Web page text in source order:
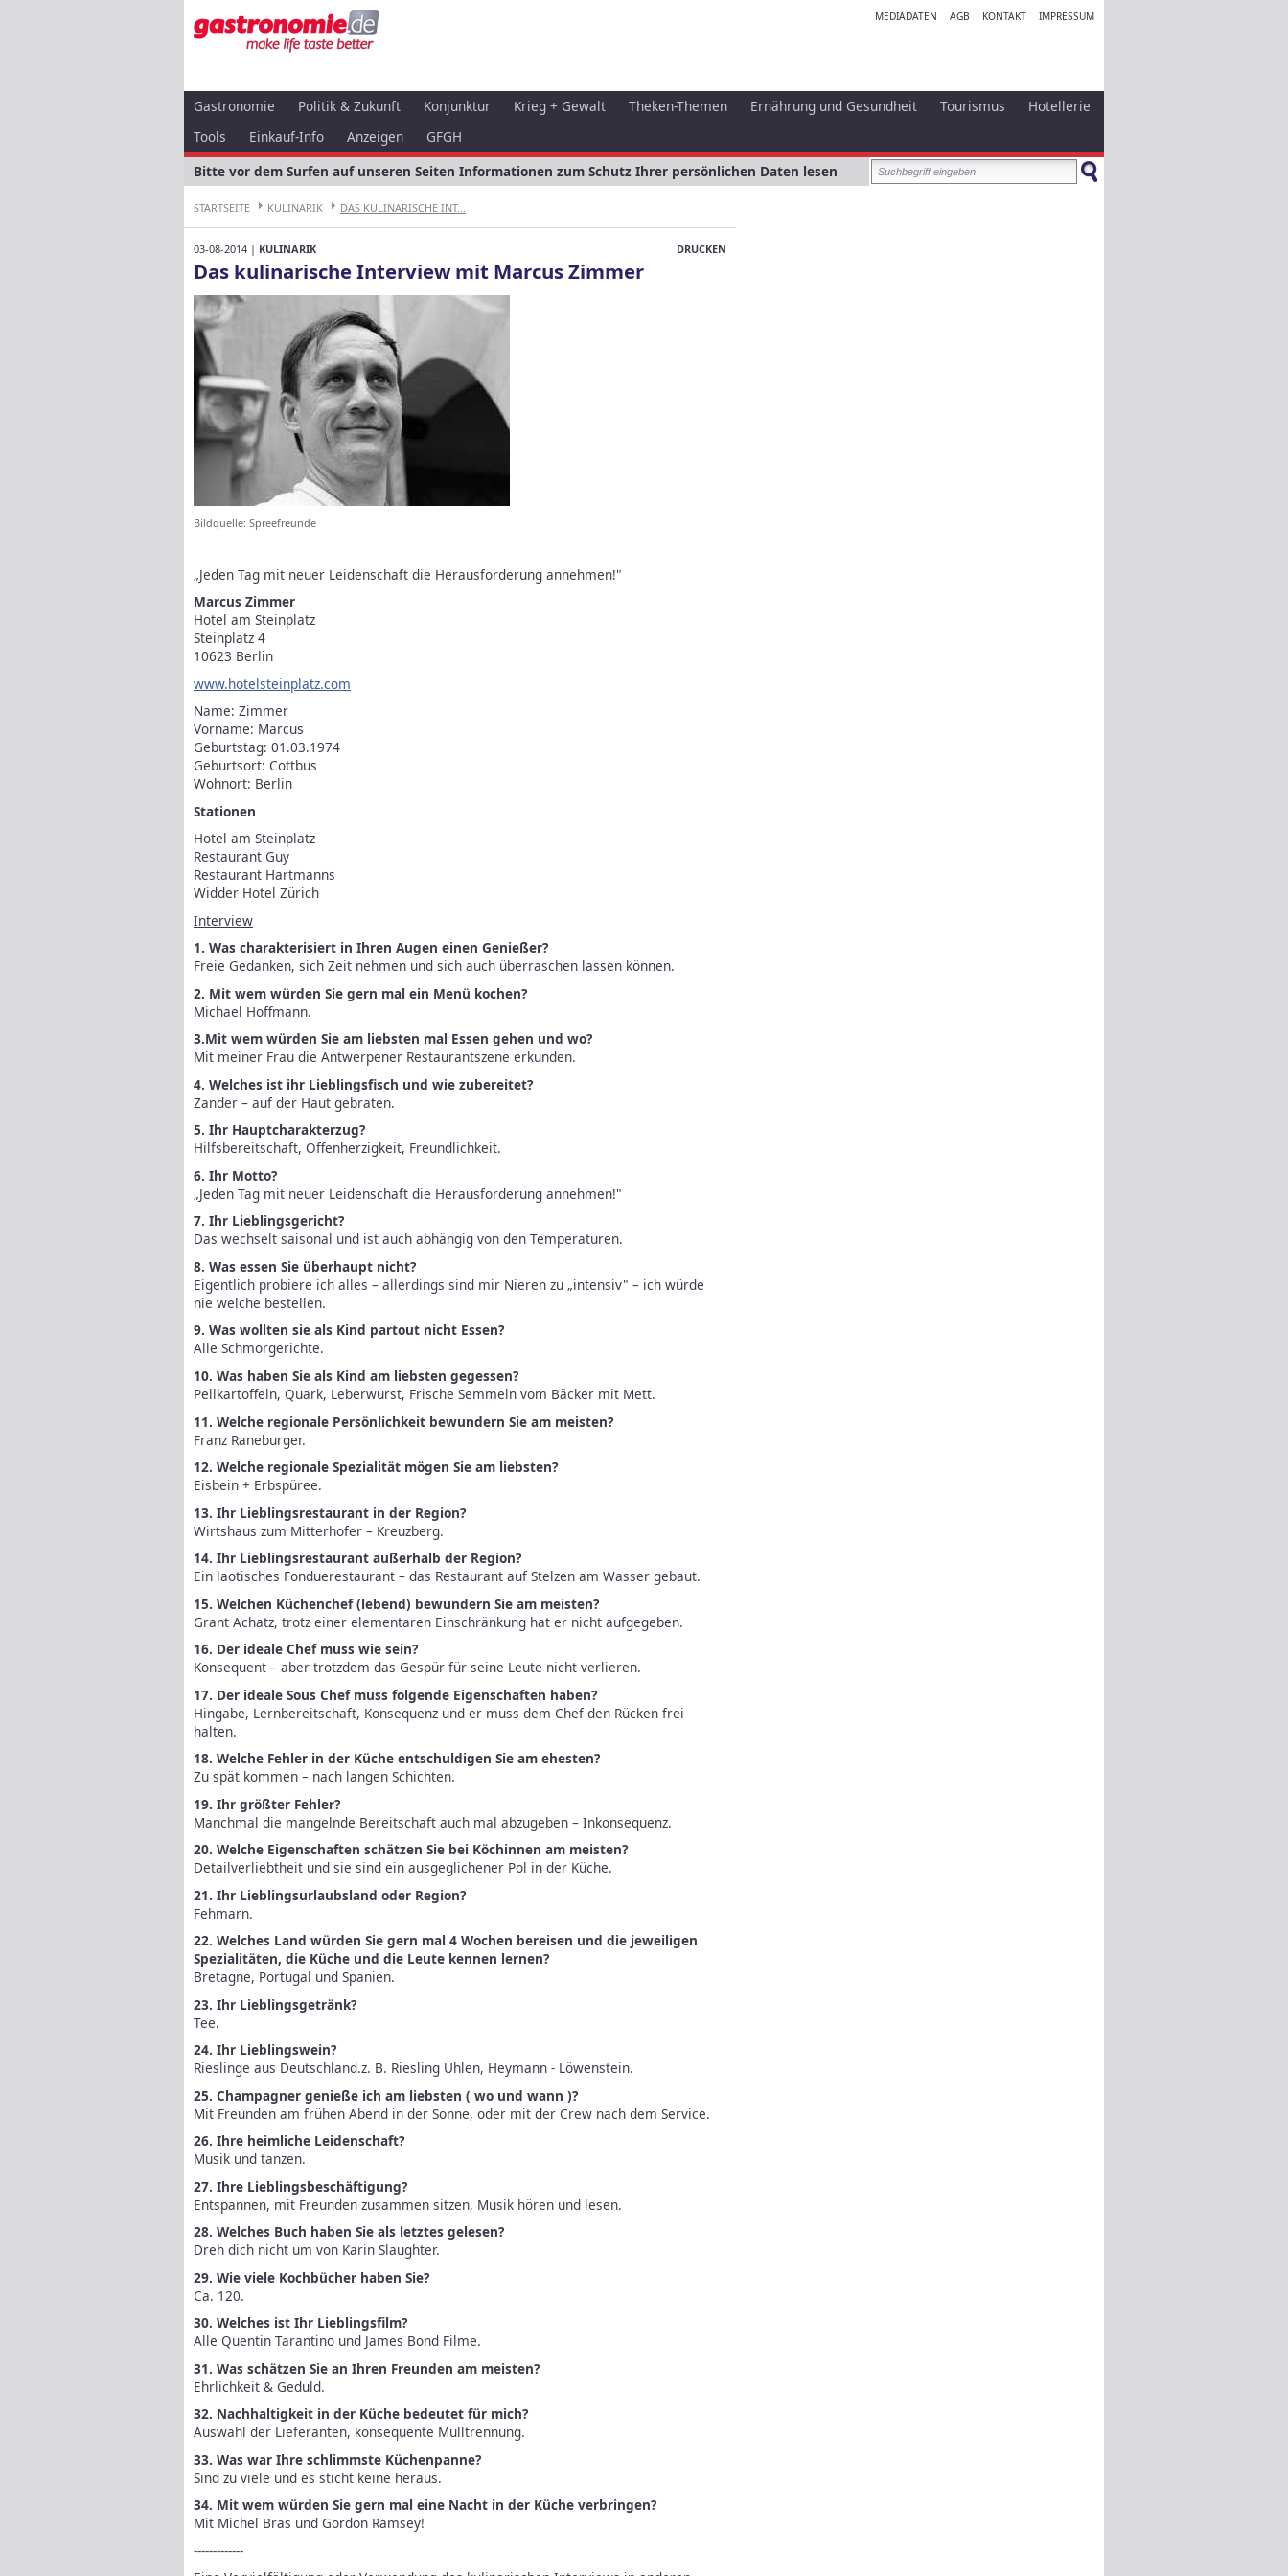
MEDIADATEN AGB KONTAKT IMPRESSUM
Gastronomie Politik & Zukunft Konjunktur Krieg + Gewalt Theken-Themen Ernährung und Gesundheit Tourismus
Hotellerie
Tools
Einkauf-Info Anzeigen
GFGH
Bitte vor dem Surfen auf unseren Seiten Informationen zum Schutz Ihrer persönlichen Daten lesen
STARTSEITE KULINARIK DAS KULINARISCHE INT...
DRUCKEN
03-08-2014 | KULINARIK
Das kulinarische Interview mit Marcus Zimmer
Bildquelle: Spreefreunde
„Jeden Tag mit neuer Leidenschaft die Herausforderung annehmen!"
Marcus Zimmer
Hotel am Steinplatz
Steinplatz 4
10623 Berlin
www.hotelsteinplatz.com
Name: Zimmer
Vorname: Marcus
Geburtstag: 01.03.1974
Geburtsort: Cottbus
Wohnort: Berlin
Stationen
Hotel am Steinplatz
Restaurant Guy
Restaurant Hartmanns
Widder Hotel Zürich
Interview
1. Was charakterisiert in Ihren Augen einen Genießer?
Freie Gedanken, sich Zeit nehmen und sich auch überraschen lassen können.
2. Mit wem würden Sie gern mal ein Menü kochen?
Michael Hoffmann.
3.Mit wem würden Sie am liebsten mal Essen gehen und wo?
Mit meiner Frau die Antwerpener Restaurantszene erkunden.
4. Welches ist ihr Lieblingsfisch und wie zubereitet?
Zander – auf der Haut gebraten.
5. Ihr Hauptcharakterzug?
Hilfsbereitschaft, Offenherzigkeit, Freundlichkeit.
6. Ihr Motto?
„Jeden Tag mit neuer Leidenschaft die Herausforderung annehmen!"
7. Ihr Lieblingsgericht?
Das wechselt saisonal und ist auch abhängig von den Temperaturen.
8. Was essen Sie überhaupt nicht?
Eigentlich probiere ich alles – allerdings sind mir Nieren zu „intensiv" – ich würde
nie welche bestellen.
9. Was wollten sie als Kind partout nicht Essen?
Alle Schmorgerichte.
10. Was haben Sie als Kind am liebsten gegessen?
Pellkartoffeln, Quark, Leberwurst, Frische Semmeln vom Bäcker mit Mett.
11. Welche regionale Persönlichkeit bewundern Sie am meisten?
Franz Raneburger.
12. Welche regionale Spezialität mögen Sie am liebsten?
Eisbein + Erbspüree.
13. Ihr Lieblingsrestaurant in der Region?
Wirtshaus zum Mitterhofer – Kreuzberg.
14. Ihr Lieblingsrestaurant außerhalb der Region?
Ein laotisches Fonduerestaurant – das Restaurant auf Stelzen am Wasser gebaut.
15. Welchen Küchenchef (lebend) bewundern Sie am meisten?
Grant Achatz, trotz einer elementaren Einschränkung hat er nicht aufgegeben.
16. Der ideale Chef muss wie sein?
Konsequent – aber trotzdem das Gespür für seine Leute nicht verlieren.
17. Der ideale Sous Chef muss folgende Eigenschaften haben?
Hingabe, Lernbereitschaft, Konsequenz und er muss dem Chef den Rücken frei
halten.
18. Welche Fehler in der Küche entschuldigen Sie am ehesten?
Zu spät kommen – nach langen Schichten.
19. Ihr größter Fehler?
Manchmal die mangelnde Bereitschaft auch mal abzugeben – Inkonsequenz.
20. Welche Eigenschaften schätzen Sie bei Köchinnen am meisten?
Detailverliebtheit und sie sind ein ausgeglichener Pol in der Küche.
21. Ihr Lieblingsurlaubsland oder Region?
Fehmarn.
22. Welches Land würden Sie gern mal 4 Wochen bereisen und die jeweiligen
Spezialitäten, die Küche und die Leute kennen lernen?
Bretagne, Portugal und Spanien.
23. Ihr Lieblingsgetränk?
Tee.
24. Ihr Lieblingswein?
Rieslinge aus Deutschland.z. B. Riesling Uhlen, Heymann - Löwenstein.
25. Champagner genieße ich am liebsten ( wo und wann )?
Mit Freunden am frühen Abend in der Sonne, oder mit der Crew nach dem Service.
26. Ihre heimliche Leidenschaft?
Musik und tanzen.
27. Ihre Lieblingsbeschäftigung?
Entspannen, mit Freunden zusammen sitzen, Musik hören und lesen.
28. Welches Buch haben Sie als letztes gelesen?
Dreh dich nicht um von Karin Slaughter.
29. Wie viele Kochbücher haben Sie?
Ca. 120.
30. Welches ist Ihr Lieblingsfilm?
Alle Quentin Tarantino und James Bond Filme.
31. Was schätzen Sie an Ihren Freunden am meisten?
Ehrlichkeit & Geduld.
32. Nachhaltigkeit in der Küche bedeutet für mich?
Auswahl der Lieferanten, konsequente Mülltrennung.
33. Was war Ihre schlimmste Küchenpanne?
Sind zu viele und es sticht keine heraus.
34. Mit wem würden Sie gern mal eine Nacht in der Küche verbringen?
Mit Michel Bras und Gordon Ramsey!
-------------